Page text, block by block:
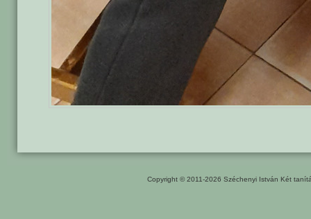
Copyright © 2011-2026 Széchenyi István Két